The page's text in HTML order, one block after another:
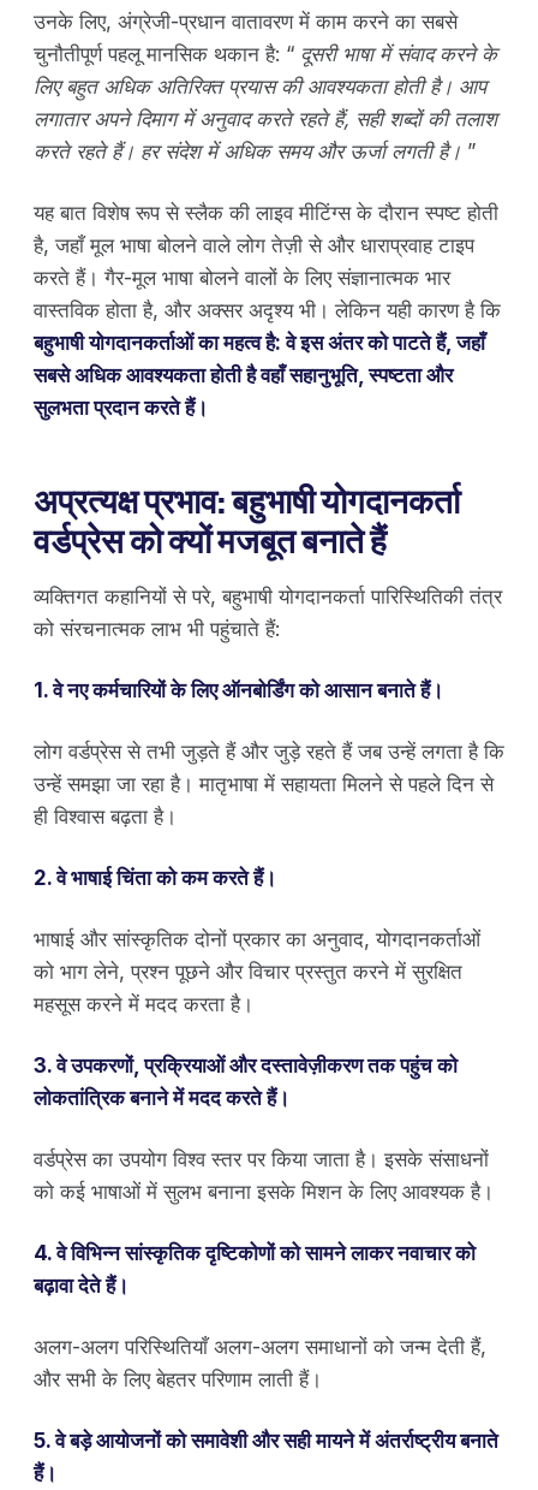
उनके लिए, अंग्रेजी-प्रधान वातावरण में काम करने का सबसे
चुनौतीपूर्ण पहलू मानसिक थकान है: “ दूसरी भाषा में संवाद करने के
लिए बहुत अधिक अतिरिक्त प्रयास की आवश्यकता होती है। आप
लगातार अपने दिमाग में अनुवाद करते रहते हैं, सही शब्दों की तलाश
करते रहते हैं। हर संदेश में अधिक समय और ऊर्जा लगती है। ”
यह बात विशेष रूप से स्लैक की लाइव मीटिंग्स के दौरान स्पष्ट होती
है, जहाँ मूल भाषा बोलने वाले लोग तेज़ी से और धाराप्रवाह टाइप
करते हैं। गैर-मूल भाषा बोलने वालों के लिए संज्ञानात्मक भार
वास्तविक होता है, और अक्सर अदृश्य भी। लेकिन यही कारण है कि
बहुभाषी योगदानकर्ताओं का महत्व है: वे इस अंतर को पाटते हैं, जहाँ
सबसे अधिक आवश्यकता होती है वहाँ सहानुभूति, स्पष्टता और
सुलभता प्रदान करते हैं।
अप्रत्यक्ष प्रभाव: बहुभाषी योगदानकर्ता
वर्डप्रेस को क्यों मजबूत बनाते हैं
व्यक्तिगत कहानियों से परे, बहुभाषी योगदानकर्ता पारिस्थितिकी तंत्र
को संरचनात्मक लाभ भी पहुंचाते हैं:
1. वे नए कर्मचारियों के लिए ऑनबोर्डिंग को आसान बनाते हैं।
लोग वर्डप्रेस से तभी जुड़ते हैं और जुड़े रहते हैं जब उन्हें लगता है कि
उन्हें समझा जा रहा है। मातृभाषा में सहायता मिलने से पहले दिन से
ही विश्वास बढ़ता है।
2. वे भाषाई चिंता को कम करते हैं।
भाषाई और सांस्कृतिक दोनों प्रकार का अनुवाद, योगदानकर्ताओं
को भाग लेने, प्रश्न पूछने और विचार प्रस्तुत करने में सुरक्षित
महसूस करने में मदद करता है।
3. वे उपकरणों, प्रक्रियाओं और दस्तावेज़ीकरण तक पहुंच को
लोकतांत्रिक बनाने में मदद करते हैं।
वर्डप्रेस का उपयोग विश्व स्तर पर किया जाता है। इसके संसाधनों
को कई भाषाओं में सुलभ बनाना इसके मिशन के लिए आवश्यक है।
4. वे विभिन्न सांस्कृतिक दृष्टिकोणों को सामने लाकर नवाचार को
बढ़ावा देते हैं।
अलग-अलग परिस्थितियाँ अलग-अलग समाधानों को जन्म देती हैं,
और सभी के लिए बेहतर परिणाम लाती हैं।
5. वे बड़े आयोजनों को समावेशी और सही मायने में अंतर्राष्ट्रीय बनाते
हैं।